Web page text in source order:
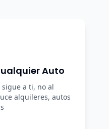
Auto
a ti, no al
alquileres, autos